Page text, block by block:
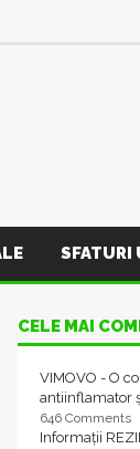
SFATURI
CELE MAI
VIMOVO - O
antiinflamator
646 Comments
Informații